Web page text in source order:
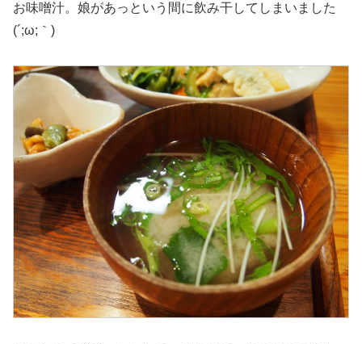
お味噌汁。娘があっという間に飲み干してしまいました
(´;ω;｀)